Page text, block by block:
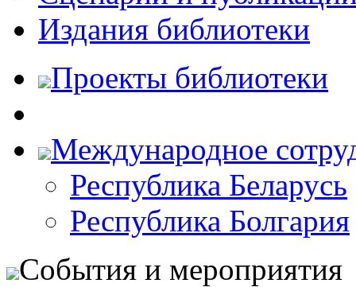
Издания библиотеки
Проекты библиотеки
Международное
Республика Беларусь
Республика Болгария
События и мероприятия